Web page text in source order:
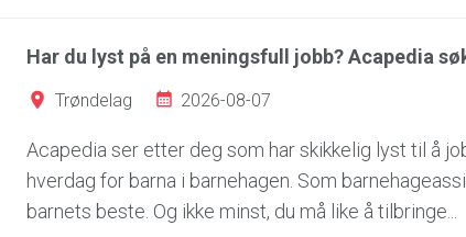
Har du lyst på en meningsfull jobb? Acapedia
Trøndelag 2026-08-07
Acapedia ser etter deg som har skikkelig lyst til å
hverdag for barna i barnehagen. Som
barnets beste. Og ikke minst, du må like å tilbringe...